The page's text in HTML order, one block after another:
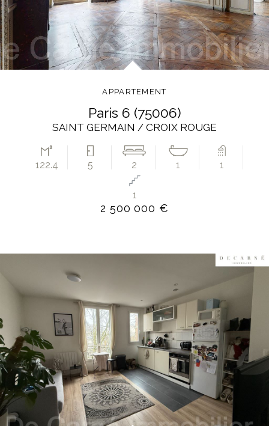
APPARTEMENT
paris 6 (75006)
SAINT GERMAIN / CROIX ROUGE
122.4 5 2 1 1
1
2 500 000 €